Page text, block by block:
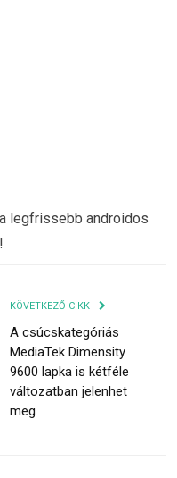
legfrissebb androidos
KÖVETKEZŐ CIKK
A csúcskategóriás
MediaTek Dimensity
9600 lapka is kétféle
változatban jelenhet
meg